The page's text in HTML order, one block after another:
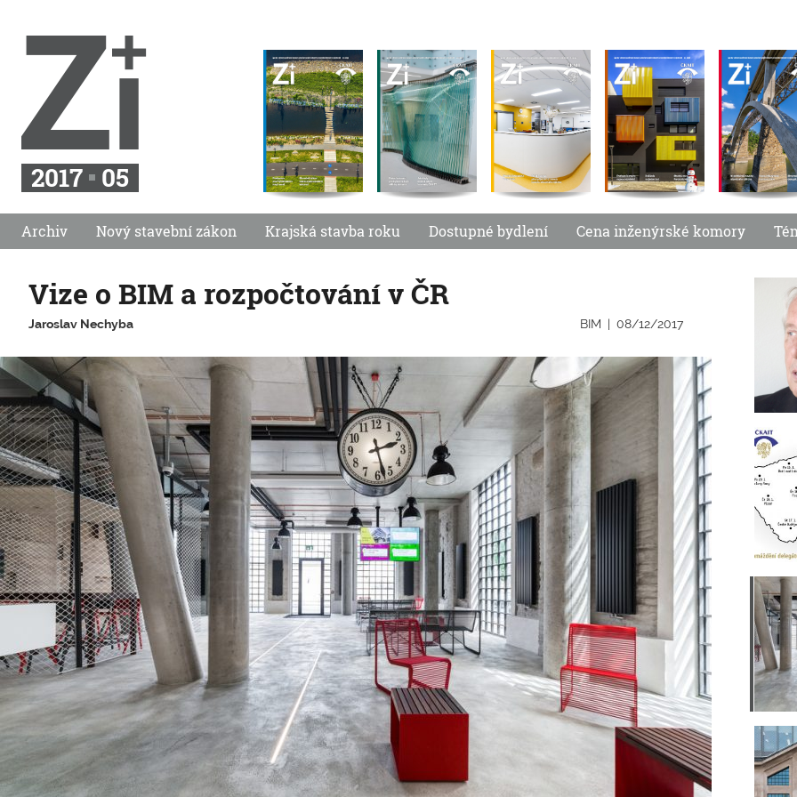
2017 05
Archiv Nový stavební zákon Krajská stavba roku Dostupné bydlení Cena inženýrské komory
Vize o BIM a rozpočtování v ČR
Jaroslav Nechyba 08/12/2017
BIM